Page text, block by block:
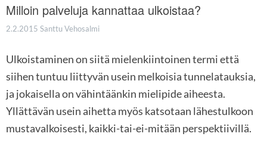
iSearch Chief Executive
Hogan arviointimenetelmät
iSearch HR ja HRD kumppanuuspalvelut
iSearch Boost
iSearch
In Brief
Milloin palveluja kannattaa ulkoistaa?
2.2.2015 Santtu Vehosalmi
Ulkoistaminen on siitä mielenkiintoinen termi että
siihen tuntuu liittyvän usein melkoisia tunnelatauksia,
ja jokaisella on vähintäänkin mielipide aiheesta.
Yllättävän usein aihetta myös katsotaan lähestulkoon
mustavalkoisesti, kaikki-tai-ei-mitään perspektiivillä.